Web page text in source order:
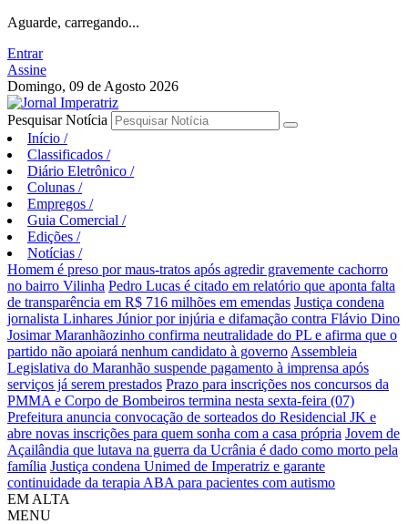
Aguarde, carregando...
Entrar
Assine
Domingo, 09 de Agosto 2026
Pesquisar Notícia
Início /
Classificados /
Diário Eletrônico /
Colunas /
Empregos /
Guia Comercial /
Edições /
Notícias /
Homem é preso por maus-tratos após agredir gravemente cachorro
no bairro Vilinha Pedro Lucas é citado em relatório que aponta falta
de transparência em R$ 716 milhões em emendas Justiça condena
jornalista Linhares Júnior por injúria e difamação contra Flávio Dino
Josimar Maranhãozinho confirma neutralidade do PL e afirma que o
partido não apoiará nenhum candidato à governo Assembleia
Legislativa do Maranhão suspende pagamento à imprensa após
serviços já serem prestados Prazo para inscrições nos concursos da
PMMA e Corpo de Bombeiros termina nesta sexta-feira (07)
Prefeitura anuncia convocação de sorteados do Residencial JK e
abre novas inscrições para quem sonha com a casa própria Jovem de
Açailândia que lutava na guerra da Ucrânia é dado como morto pela
família Justiça condena Unimed de Imperatriz e garante
continuidade da terapia ABA para pacientes com autismo
EM ALTA
MENU